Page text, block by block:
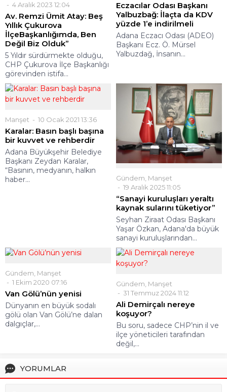
4 Aralık 2023 12:04
Av. Remzi Ümit Atay: Beş
Yıllık Çukurova
İlçeBaşkanlığımda, Ben
Değil Biz Olduk”
5 Yıldır sürdürmekte olduğu,
CHP Çukurova İlçe Başkanlığı
görevinden istifa...
Eczacılar Odası Başkanı
Yalbuzbağ: İlaçta da KDV
yüzde 1’e indirilmeli
Adana Eczacı Odası (ADEO)
Başkanı Ecz. Ö. Mürsel
Yalbuzdağ, İnsanın...
Manşet 10 Ocak 2021 13:36
Karalar: Basın başlı başına
bir kuvvet ve rehberdir
Adana Büyükşehir Belediye
Başkanı Zeydan Karalar,
“Basının, medyanın, halkın
haber...
Gündem Manşet
19 Aralık 2025 11:05
“Sanayi kuruluşları yeraltı
kaynak sularını tüketiyor”
Seyhan Ziraat Odası Başkanı
Yaşar Özkan, Adana'da büyük
sanayi kuruluşlarından...
Gündem Manşet
1 Ekim 2020 07:16
Van Gölü’nün yenisi
Dünyanın en büyük sodalı
gölü olan Van Gölü’ne dalan
dalgıçlar,...
Gündem Manşet
31 Temmuz 2024 11:12
Ali Demirçalı nereye
koşuyor?
Bu soru, sadece CHP’nin il ve
ilçe yöneticileri tarafından
değil,...
YORUMLAR